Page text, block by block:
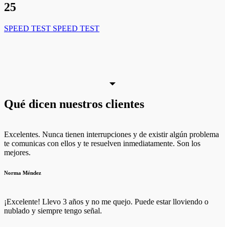
25
SPEED TEST SPEED TEST
Qué dicen nuestros clientes
Excelentes. Nunca tienen interrupciones y de existir algún problema
te comunicas con ellos y te resuelven inmediatamente. Son los
mejores.
Norma Méndez
¡Excelente! Llevo 3 años y no me quejo. Puede estar lloviendo o
nublado y siempre tengo señal.